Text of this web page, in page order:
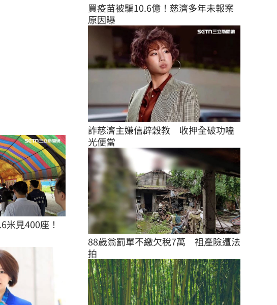
見400座！
買疫苗被騙10.6億！慈濟多年未報案
原因曝
詐慈濟主嫌信辟穀教　收押全破功嗑
光便當
88歲翁罰單不繳欠稅7萬　祖產險遭法
拍